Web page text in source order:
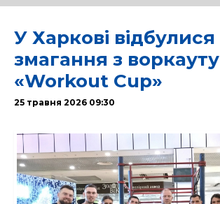
У Харкові відбулися
змагання з воркауту
«Workout Cup»
25 травня 2026 09:30